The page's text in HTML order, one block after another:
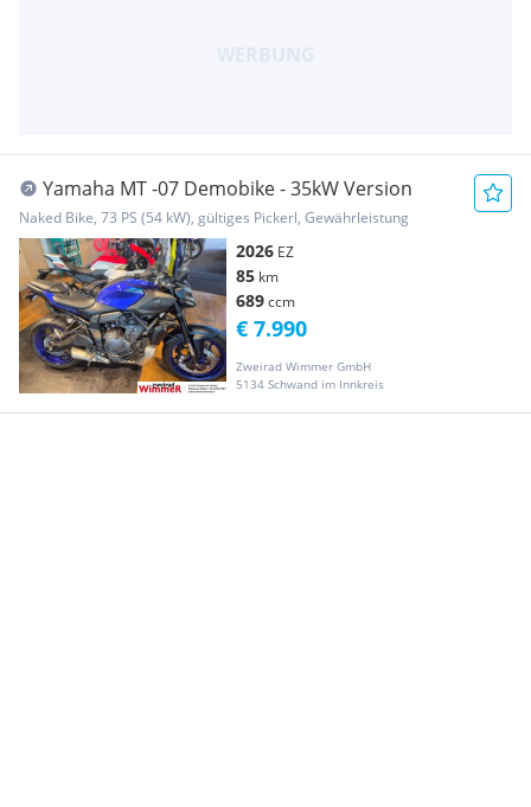
Yamaha MT -07 Demobike - 35kW Version
Naked Bike, 73 PS (54 kW), gültiges Pickerl, Gewährleistung
2026 EZ
85 km
689ccm
Zweirad Wimmer GmbH
5134 Schwand im Innkreis
€ 7.990